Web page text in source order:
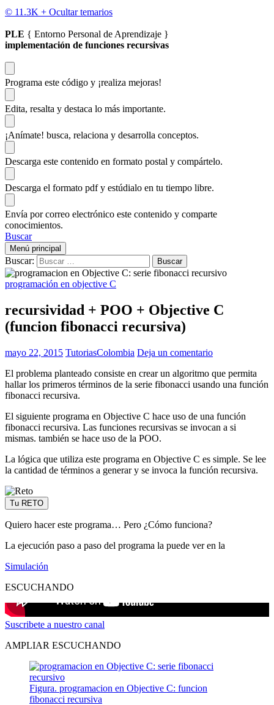
© 11.3K + Ocultar temarios
PLE { Entorno Personal de Aprendizaje }
implementación de funciones recursivas
Programa este código y ¡realiza mejoras!
Edita, resalta y destaca lo más importante.
¡Anímate! busca, relaciona y desarrolla conceptos.
Descarga este contenido en formato postal y compártelo.
Descarga el formato pdf y estúdialo en tu tiempo libre.
Envía por correo electrónico este contenido y comparte
conocimientos.
Buscar
Menú principal
Buscar:
programación en objective C
recursividad + POO + Objective C
(funcion fibonacci recursiva)
mayo 22, 2015 TutoriasColombia Deja un comentario
El problema planteado consiste en crear un algoritmo que permita
hallar los primeros términos de la serie fibonacci usando una función
fibonacci recursiva.
El siguiente programa en Objective C hace uso de una función
fibonacci recursiva. Las funciones recursivas se invocan a si
mismas. también se hace uso de la POO.
La lógica que utiliza este programa en Objective C es simple. Se lee
la cantidad de términos a generar y se invoca la función recursiva.
Tu RETO
Quiero hacer este programa… Pero ¿Cómo funciona?
La ejecución paso a paso del programa la puede ver en la
Simulación
ESCUCHANDO
Suscribete a nuestro canal
AMPLIAR ESCUCHANDO
Figura. programacion en Objective C: funcion
fibonacci recursiva